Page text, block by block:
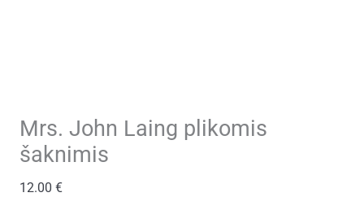
Mrs. John Laing plikomis
šaknimis
12.00 €